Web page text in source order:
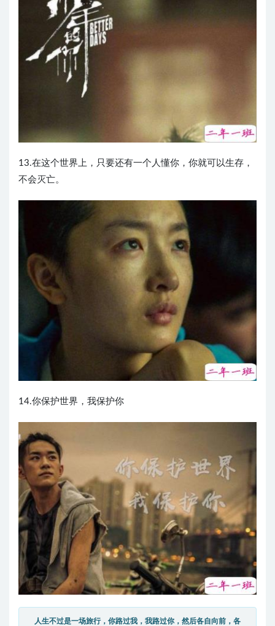
13.在这个世界上，只要还有一个人懂你，你就可以生存，
不会灭亡。
14.你保护世界，我保护你
人生不过是一场旅行，你路过我，我路过你，然后各自向前，各